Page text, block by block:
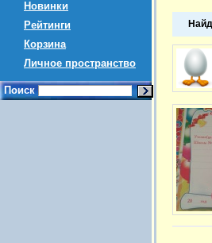
Новинки
Рейтинги
Корзина
Личное пространство
Поиск